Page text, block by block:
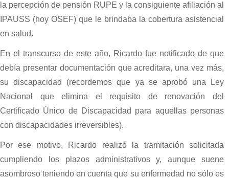
la percepción de pensión RUPE y la consiguiente afiliación al
IPAUSS (hoy OSEF) que le brindaba la cobertura asistencial
en salud.
En el transcurso de este año, Ricardo fue notificado de que
debía presentar documentación que acreditara, una vez más,
su discapacidad (recordemos que ya se aprobó una Ley
Nacional que elimina el requisito de renovación del
Certificado Único de Discapacidad para aquellas personas
con discapacidades irreversibles).
Por ese motivo, Ricardo realizó la tramitación solicitada
cumpliendo los plazos administrativos y, aunque suene
asombroso teniendo en cuenta que su enfermedad no sólo es